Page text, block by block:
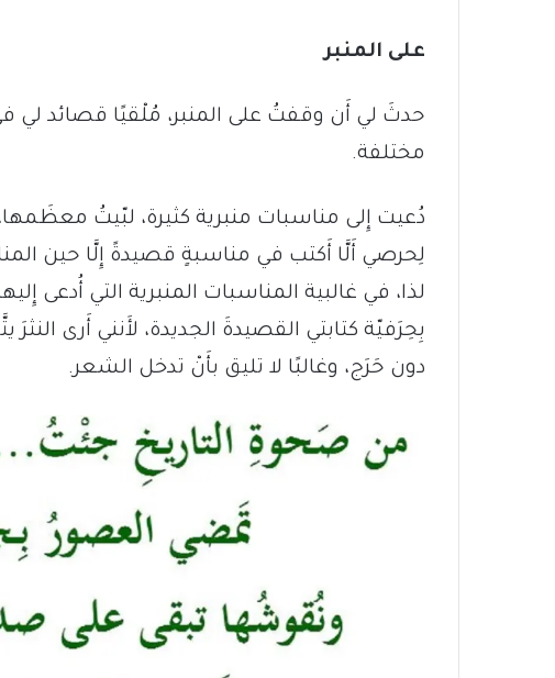
على المنبر
حدثَ لي أَن وقفتُ على المنبر، مُلْقيًا قصائد
مختلفة.
دُعيت إِلى مناسبات منبرية كثيرة، لبّيتُ
لِحرصي أَلَّا أَكتب في مناسبةٍ قصيدةً إِلَّا حين
لذا، في غالبية المناسبات المنبرية التي أُدعى
بِحِرَفيّة كتابتي القصيدةَ الجديدة، لأَنني أَرى
دون حَرَج، وغالبًا لا تليق بأَنْ تدخل الشعر.